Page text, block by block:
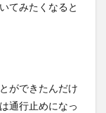
てみたくなると
ができたんだけ
通行止めになっ